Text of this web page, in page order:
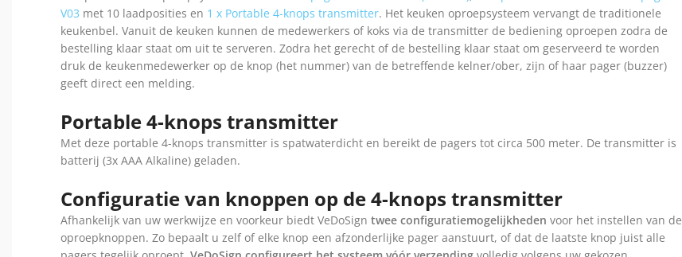
V03 met 10 laadposities en 1 x Portable 4-knops transmitter. Het keuken oproepsysteem vervangt de traditionele
keukenbel. Vanuit de keuken kunnen de medewerkers of koks via de transmitter de bediening oproepen zodra de
bestelling klaar staat om uit te serveren. Zodra het gerecht of de bestelling klaar staat om geserveerd te worden
druk de keukenmedewerker op de knop (het nummer) van de betreffende kelner/ober, zijn of haar pager (buzzer)
geeft direct een melding.
Portable 4-knops transmitter
Met deze portable 4-knops transmitter is spatwaterdicht en bereikt de pagers tot circa 500 meter. De transmitter is
batterij (3x AAA Alkaline) geladen.
Configuratie van knoppen op de 4-knops transmitter
Afhankelijk van uw werkwijze en voorkeur biedt VeDoSign twee configuratiemogelijkheden voor het instellen van de
oproepknoppen. Zo bepaalt u zelf of elke knop een afzonderlijke pager aanstuurt, of dat de laatste knop juist alle